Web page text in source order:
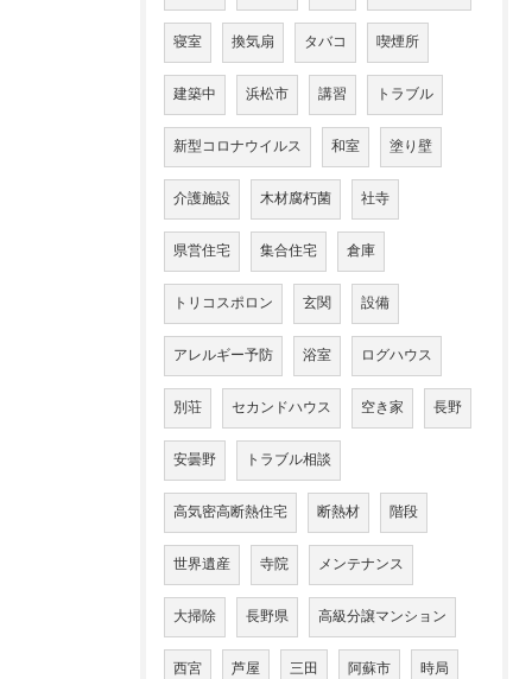
寝室 換気扇 タバコ 喫煙所
建築中 浜松市 講習 トラブル
新型コロナウイルス 和室 塗り壁
介護施設 木材腐朽菌 社寺
県営住宅 集合住宅 倉庫
トリコスポロン 玄関 設備
アレルギー予防 浴室 ログハウス
別荘 セカンドハウス 空き家 長野
安曇野 トラブル相談
高気密高断熱住宅 断熱材 階段
世界遺産 寺院 メンテナンス
大掃除 長野県 高級分譲マンション
西宮 芦屋 三田 阿蘇市 時局